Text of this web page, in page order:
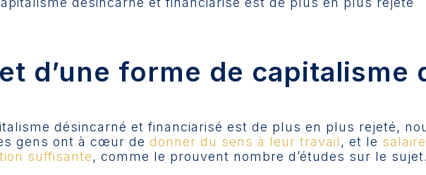
d’une forme de capitalisme
désincarné et financiarisé est de plus en plus rejeté,
gens ont à cœur de donner du sens à leur travail , et le
suffisante, comme le prouvent nombre d’études sur le sujet.